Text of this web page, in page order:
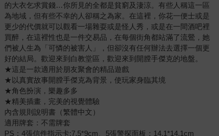
的大衣乞求賞錢…你所見的全都是貧窮及淒涼。有些人稱這一區
為地域，但有些不幸的人卻稱之為家。在這裡，你花一便士或是
更少的代價就可以觀看一場雜耍或是怪人秀，或是在一間酒吧裡
買醉，在這裡性也是一件交易品，在每個街角都站滿了流鶯，她
們被人生為「可憐的被害人」，但卻沒有任何辦法去選擇一個更
好的結局。歡迎來到白教堂區，歡迎來到開膛手傑克的地盤。
★這是一款適用於朋友聚會的精品遊戲
★以真實故事開膛手傑克為背景，使玩家身臨其境
★角色扮演，樂趣多多
★精美插畫，完美的視覺體驗
內含規則說明書（繁體中文）
適用牌套：不需牌套
PS：4張信件指示卡:7.5*9cm、5張警探面板：14.1*14.1cm